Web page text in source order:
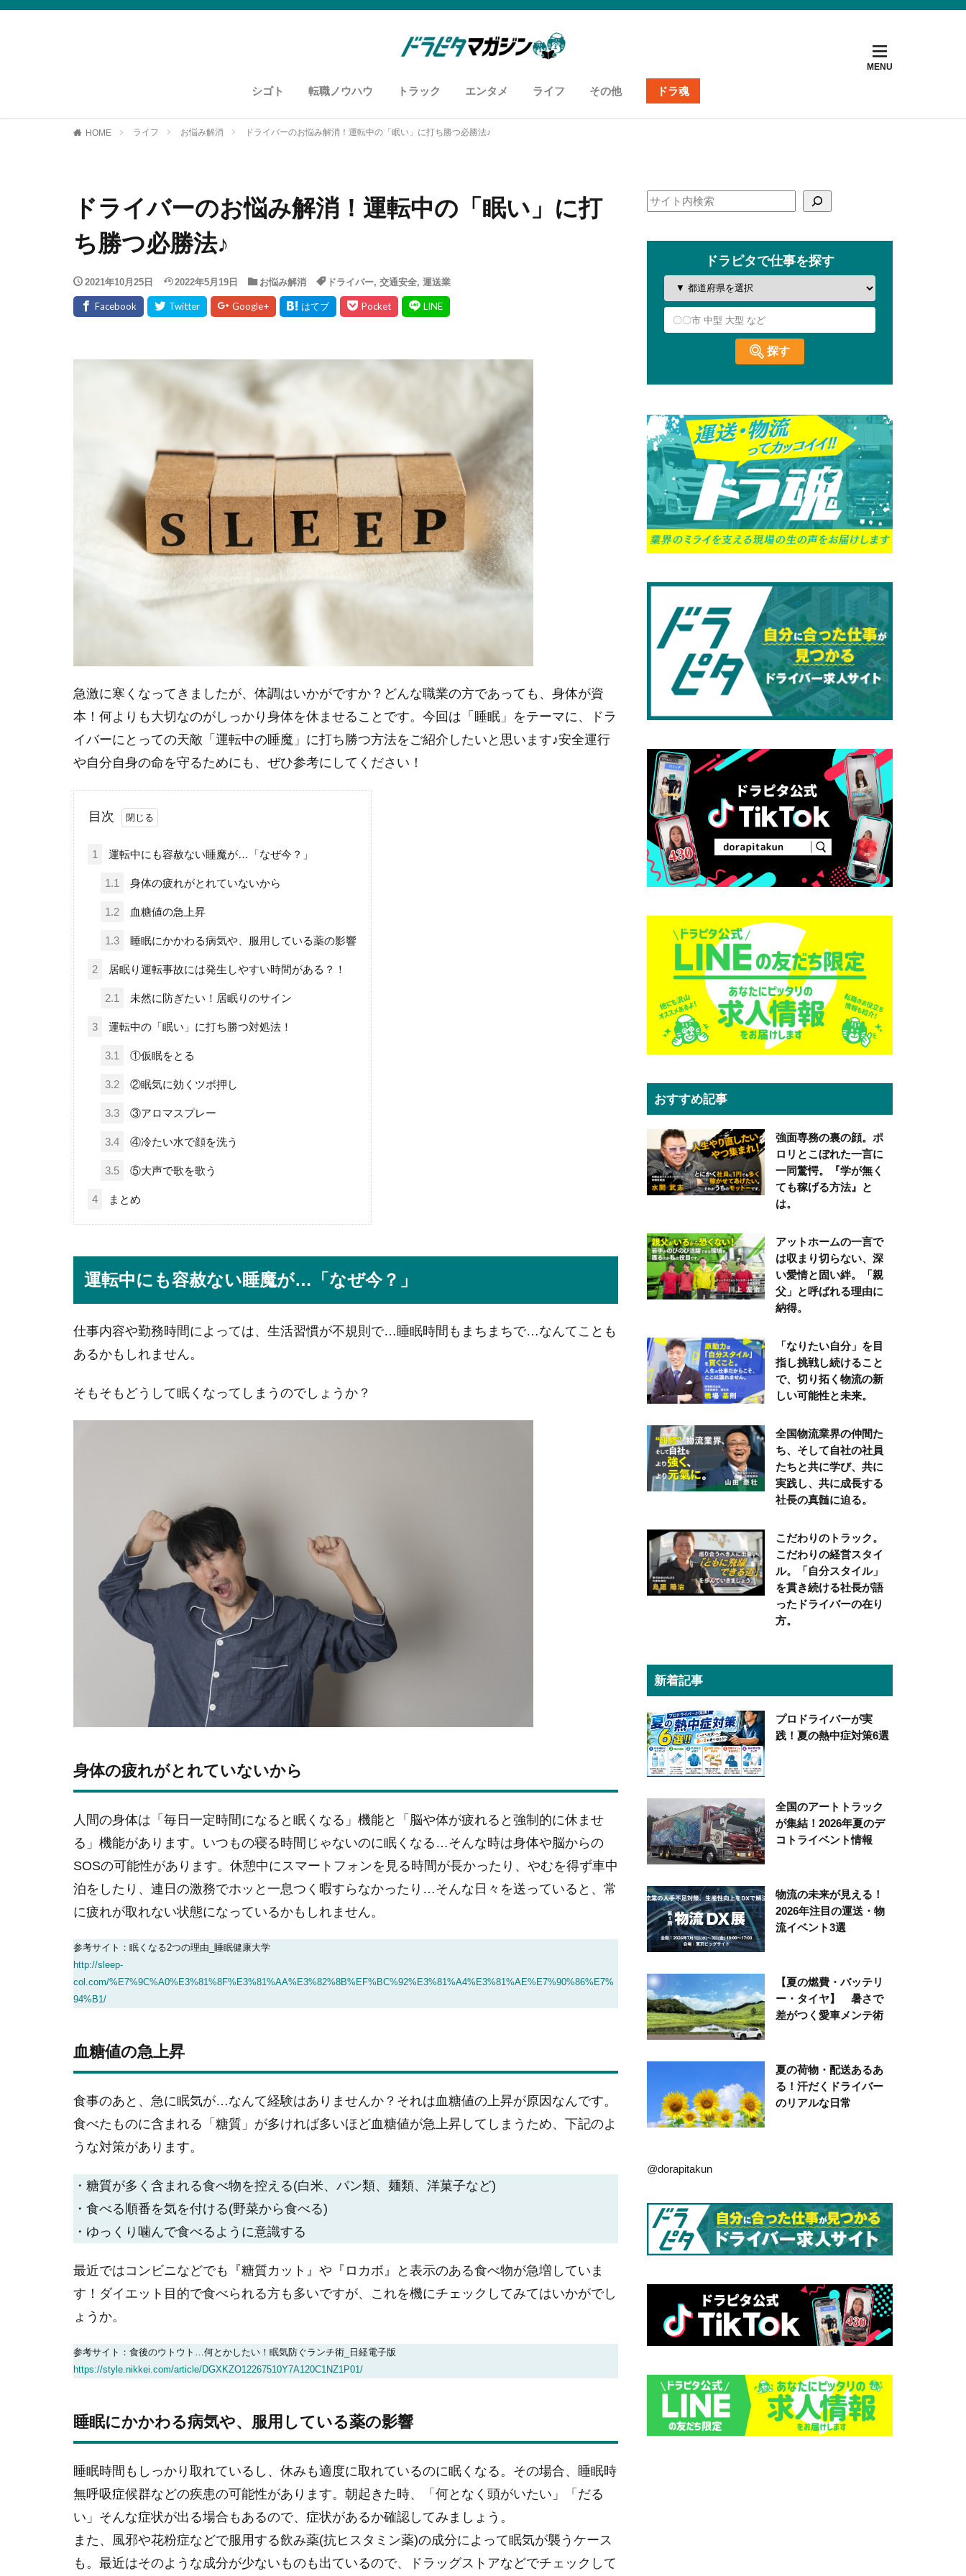
シゴト 転職ノウハウ トラック エンタメ ライフ その他 ドラ魂
HOME ライフ お悩み解消 ドライバーのお悩み解消！運転中の「眠い」に打ち勝つ必勝法♪
ドライバーのお悩み解消！運転中の「眠い」に打
ち勝つ必勝法♪
2021年10月25日 2022年5月19日 お悩み解消 ドライバー, 交通安全, 運送業
急激に寒くなってきましたが、体調はいかがですか？どんな職業の方であっても、身体が資
本！何よりも大切なのがしっかり身体を休ませることです。今回は「睡眠」をテーマに、ドラ
イバーにとっての天敵「運転中の睡魔」に打ち勝つ方法をご紹介したいと思います♪安全運行
や自分自身の命を守るためにも、ぜひ参考にしてください！
目次
1 運転中にも容赦ない睡魔が…「なぜ今？」
1.1 身体の疲れがとれていないから
1.2 血糖値の急上昇
1.3 睡眠にかかわる病気や、服用している薬の影響
2 居眠り運転事故には発生しやすい時間がある？！
2.1 未然に防ぎたい！居眠りのサイン
3 運転中の「眠い」に打ち勝つ対処法！
3.1 ①仮眠をとる
3.2 ②眠気に効くツボ押し
3.3 ③アロマスプレー
3.4 ④冷たい水で顔を洗う
3.5 ⑤大声で歌を歌う
4 まとめ
運転中にも容赦ない睡魔が…「なぜ今？」
仕事内容や勤務時間によっては、生活習慣が不規則で…睡眠時間もまちまちで…なんてことも
あるかもしれません。
そもそもどうして眠くなってしまうのでしょうか？
身体の疲れがとれていないから
人間の身体は「毎日一定時間になると眠くなる」機能と「脳や体が疲れると強制的に休ませ
る」機能があります。いつもの寝る時間じゃないのに眠くなる…そんな時は身体や脳からの
SOSの可能性があります。休憩中にスマートフォンを見る時間が長かったり、やむを得ず車中
泊をしたり、連日の激務でホッと一息つく暇すらなかったり…そんな日々を送っていると、常
に疲れが取れない状態になっているかもしれません。
参考サイト：眠くなる2つの理由_睡眠健康大学
http://sleep-
col.com/%E7%9C%A0%E3%81%8F%E3%81%AA%E3%82%8B%EF%BC%92%E3%81%A4%E3%81%AE%E7%90%86%E7%
94%B1/
血糖値の急上昇
食事のあと、急に眠気が…なんて経験はありませんか？それは血糖値の上昇が原因なんです。
食べたものに含まれる「糖質」が多ければ多いほど血糖値が急上昇してしまうため、下記のよ
うな対策があります。
・糖質が多く含まれる食べ物を控える(白米、パン類、麺類、洋菓子など)
・食べる順番を気を付ける(野菜から食べる)
・ゆっくり噛んで食べるように意識する
最近ではコンビニなどでも『糖質カット』や『ロカボ』と表示のある食べ物が急増していま
す！ダイエット目的で食べられる方も多いですが、これを機にチェックしてみてはいかがでし
ょうか。
参考サイト：食後のウトウト…何とかしたい！眠気防ぐランチ術_日経電子版
https://style.nikkei.com/article/DGXKZO12267510Y7A120C1NZ1P01/
睡眠にかかわる病気や、服用している薬の影響
睡眠時間もしっかり取れているし、休みも適度に取れているのに眠くなる。その場合、睡眠時
無呼吸症候群などの疾患の可能性があります。朝起きた時、「何となく頭がいたい」「だる
い」そんな症状が出る場合もあるので、症状があるか確認してみましょう。
また、風邪や花粉症などで服用する飲み薬(抗ヒスタミン薬)の成分によって眠気が襲うケース
も。最近はそのような成分が少ないものも出ているので、ドラッグストアなどでチェックして
おすすめ記事
強面専務の裏の顔。ポ
ロリとこぼれた一言に
一同驚愕。『学が無く
ても稼げる方法』と
は。
アットホームの一言で
は収まり切らない、深
い愛情と固い絆。「親
父」と呼ばれる理由に
納得。
「なりたい自分」を目
指し挑戦し続けること
で、切り拓く物流の新
しい可能性と未来。
全国物流業界の仲間た
ち、そして自社の社員
たちと共に学び、共に
実践し、共に成長する
社長の真髄に迫る。
こだわりのトラック。
こだわりの経営スタイ
ル。「自分スタイル」
を貫き続ける社長が語
ったドライバーの在り
方。
新着記事
プロドライバーが実
践！夏の熱中症対策6選
全国のアートトラック
が集結！2026年夏のデ
コトライベント情報
物流の未来が見える！
2026年注目の運送・物
流イベント3選
【夏の燃費・バッテリ
ー・タイヤ】 暑さで
差がつく愛車メンテ術
夏の荷物・配送あるあ
る！汗だくドライバー
のリアルな日常
@dorapitakun